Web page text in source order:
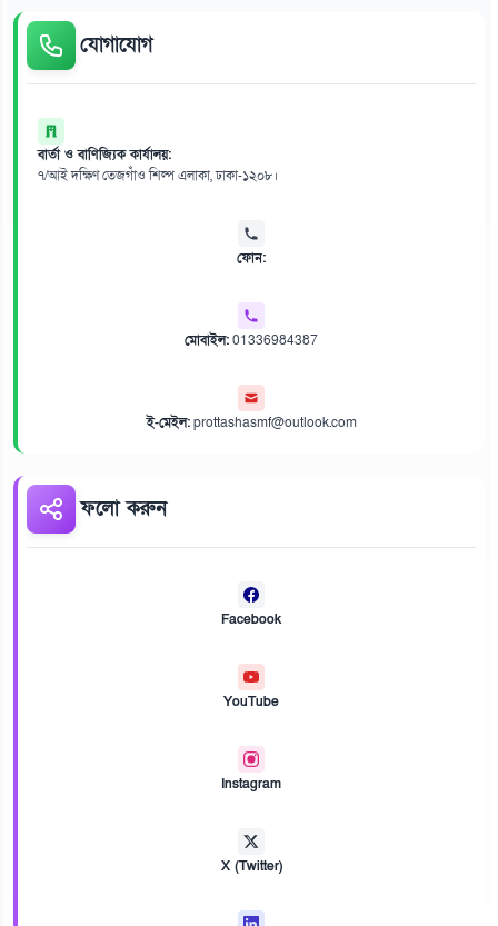
যোগাযোগ
বার্তা ও বাণিজ্যিক কার্যালয়:
৭/আই দক্ষিণ তেজগাঁও শিল্প এলাকা, ঢাকা-১২০৮।
ফোন:
মোবাইল:01336984387
ই-মেইল:prottashasmf@outlook.com
ফলো করুন
Facebook
YouTube
Instagram
X (Twitter)